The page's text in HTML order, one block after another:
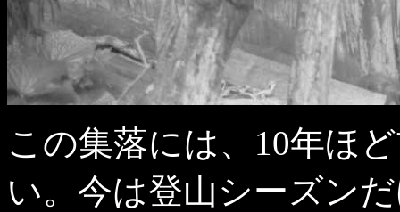
この集落には、10年ほ
い。今は登山シーズン